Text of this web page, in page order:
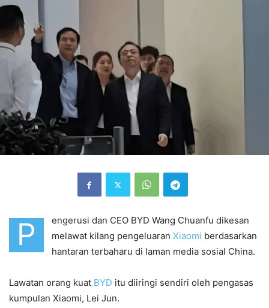
P
engerusi dan CEO BYD Wang Chuanfu dikesan
melawat kilang pengeluaran Xiaomi berdasarkan
hantaran terbaharu di laman media sosial China.
Lawatan orang kuat BYD itu diiringi sendiri oleh pengasas
kumpulan Xiaomi, Lei Jun.